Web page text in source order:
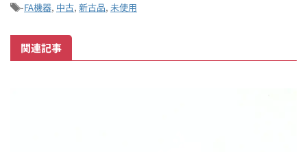
-FA機器, 中古, 新古品, 未使用
関連記事